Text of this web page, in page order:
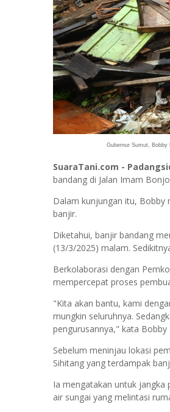
Gubernur Sumut, Bobby
SuaraTani.com -
bandang di Jalan Imam
Dalam kunjungan itu, Bobby
banjir.
Diketahui, banjir bandang
(13/3/2025) malam.
Berkolaborasi dengan
mempercepat proses
"Kita akan bantu, kami
mungkin seluruhnya.
pengurusannya," kata
Sebelum meninjau lokasi
Sihitang yang terdampak
Ia mengatakan untuk jangka
air sungai yang melintasi